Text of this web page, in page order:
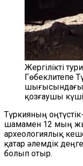
Жергілікті
Гөбеклитепе
шығысындағы
қозғаушы
Түркияның
шамамен 12 мың
археологиялық
қатар әлемдік
болып отыр.